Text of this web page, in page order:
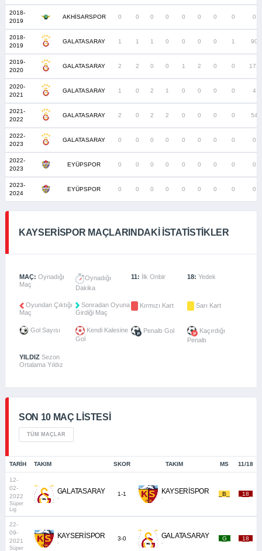
2018-
2019
AKHİSARSPOR 0 0 0 0 0 0 0 0 0
2018-
2019
GALATASARAY 1 1 1 0 0 0 0 1 90
2019-
2020
GALATASARAY 2 2 0 0 1 2 0 0 172
2020-
2021
GALATASARAY 1 0 2 1 0 0 0 0 4
2021-
2022
GALATASARAY 2 0 2 2 0 0 0 0 54
2022-
2023
GALATASARAY 0 0 0 0 0 0 0 0 0
2022-
2023
EYÜPSPOR 0 0 0 0 0 0 0 0 0
2023-
2024
EYÜPSPOR 0 0 0 0 0 0 0 0 0
KAYSERISPOR MAÇLARINDAKI İSTATISTIKLER
MAÇ: Oynadığı
Maç
Oynadığı
Dakika
11: İlk Onbir 18: Yedek
Oyundan Çıktığı
Maç
Sonradan Oyuna
Girdiği Maç
Kırmızı Kart Sarı Kart
Gol Sayısı
Kendi Kalesine
Gol
Penaltı Gol
Kaçırdığı
Penaltı
YILDIZ Sezon
Ortalama Yıldız
SON 10 MAÇ LISTESI
TÜM MAÇLAR
TARIH TAKIM SKOR TAKIM MS 11/18
12-
02-
2022
Süper
Lig
GALATASARAY
-
1-1 KAYSERİSPOR
-
_B_ _18_
22-
09-
2021
Süper
KAYSERİSPOR
-
3-0 GALATASARAY
-
_G_ _18_